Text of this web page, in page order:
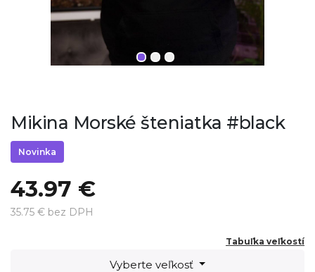
Mikina Morské šteniatka #black
Novinka
43.97 €
35.75 € bez DPH
Tabuľka veľkostí
Vyberte veľkosť